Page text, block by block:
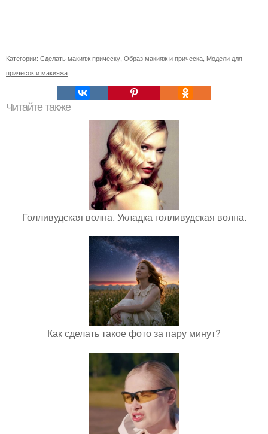
Категории: Сделать макияж прическу Образ макияж и прическа Модели для
причесок и макияжа
Читайте также
Голливудская волна. Укладка голливудская волна.
Как сделать такое фото за пару минут?